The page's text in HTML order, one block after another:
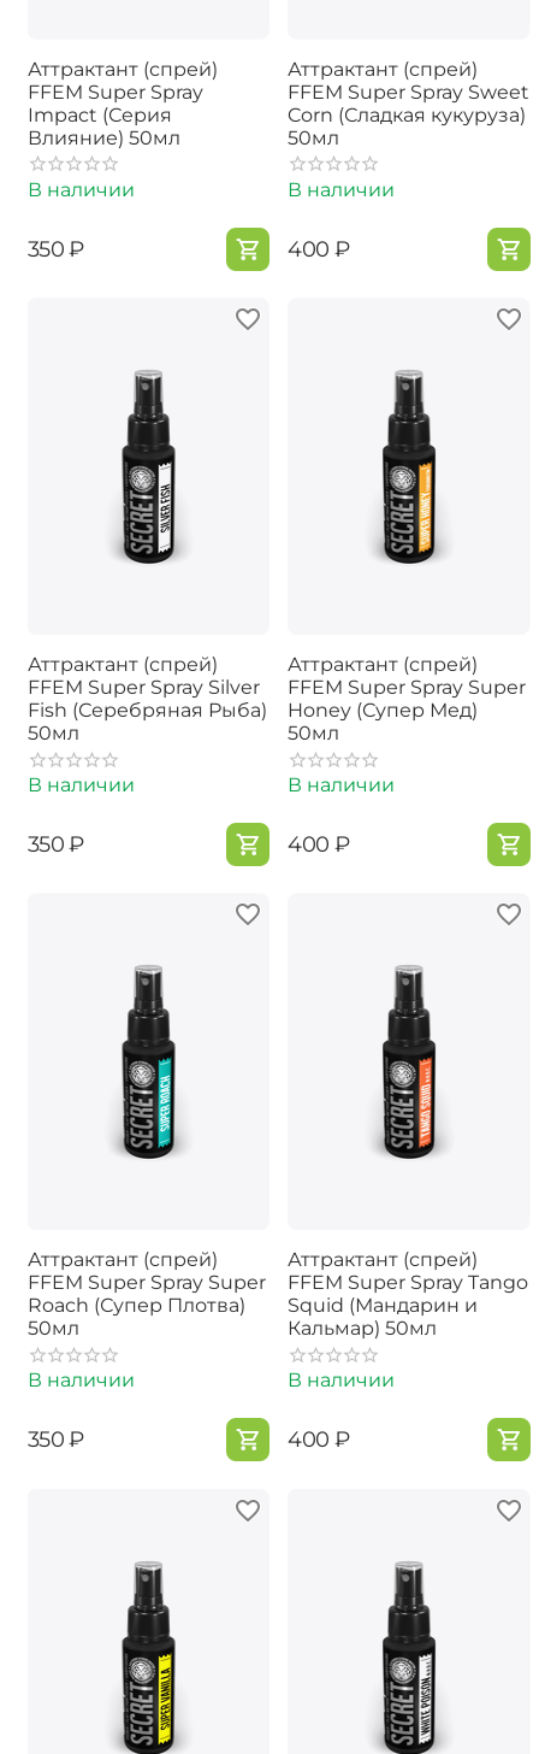
Аттрактант (спрей)
FFEM Super Spray
Impact (Серия
Влияние) 50мл
В наличии
‍350‍ ₽
Аттрактант (спрей)
FFEM Super Spray Sweet
Corn (Сладкая кукуруза)
50мл
В наличии
‍400‍ ₽
Аттрактант (спрей)
FFEM Super Spray Silver
Fish (Серебряная Рыба)
50мл
В наличии
‍350‍ ₽
Аттрактант (спрей)
FFEM Super Spray Super
Honey (Супер Мед)
50мл
В наличии
‍400‍ ₽
Аттрактант (спрей)
FFEM Super Spray Super
Roach (Супер Плотва)
50мл
В наличии
‍350‍ ₽
Аттрактант (спрей)
FFEM Super Spray Tango
Squid (Мандарин и
Кальмар) 50мл
В наличии
‍400‍ ₽